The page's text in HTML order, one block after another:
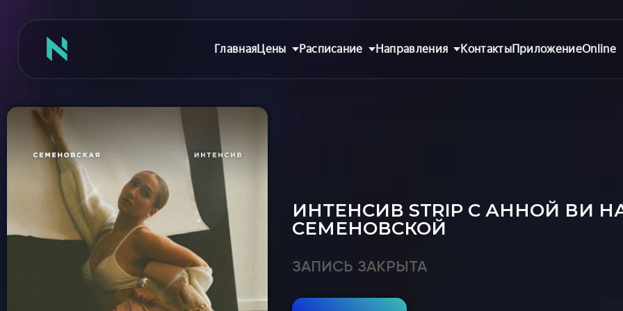
ГлавнаяЦены Расписание Направления КонтактыПриложениеOnline
Главная
Цены
Абонементы
Аренда зала
Сертификаты
Съемка танцев
Девичник
ИНТЕНСИВ STRIP С АННОЙ ВИ
СЕМЕНОВСКОЙ
ЗАПИСЬ ЗАКРЫТА